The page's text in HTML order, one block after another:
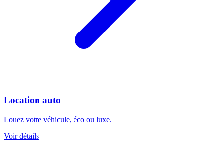
Location auto
Louez votre véhicule, éco ou luxe.
Voir détails